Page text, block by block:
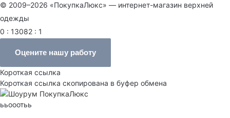
© 2009–2026 «ПокупкаЛюкс» — интернет-магазин верхней
одежды
0 : 13082 : 1
Оцените нашу работу
Короткая ссылка
Короткая ссылка скопирована в буфер обмена
ььооотьь